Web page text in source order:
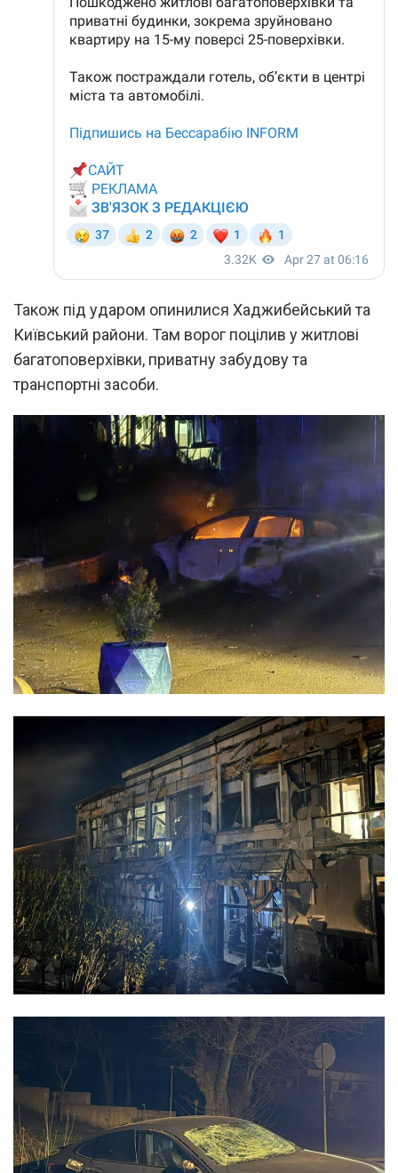
Також під ударом опинилися Хаджибейський та
Київський райони. Там ворог поцілив у житлові
багатоповерхівки, приватну забудову та
транспортні засоби.